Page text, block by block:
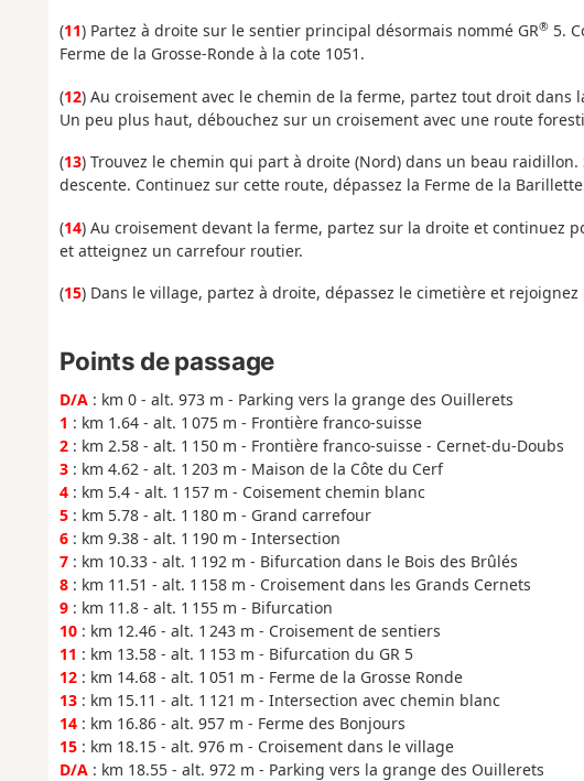
(11) Partez à droite sur le sentier principal désormais nommé GR®5.
Ferme de la Grosse-Ronde à la cote 1051.
(12) Au croisement avec le chemin de la ferme, partez tout droit dans
Un peu plus haut, débouchez sur un croisement avec une route
(13) Trouvez le chemin qui part à droite (Nord) dans un beau
descente. Continuez sur cette route, dépassez la Ferme de la
(14) Au croisement devant la ferme, partez sur la droite et continuez
et atteignez un carrefour routier.
(15) Dans le village, partez à droite, dépassez le cimetière et
Points de passage
D/A: km 0 - alt. 973 m - Parking vers la grange des Ouillerets
1 : km 1.64 - alt. 1 075 m - Frontière franco-suisse
2: km 2.58 - alt. 1 150 m - Frontière franco-suisse - Cernet-du-Doubs
3: km 4.62 - alt. 1 203 m - Maison de la Côte du Cerf
4: km 5.4 - alt. 1 157 m - Coisement chemin blanc
5: km 5.78 - alt. 1 180 m - Grand carrefour
6: km 9.38 - alt. 1 190 m - Intersection
7: km 10.33 - alt. 1 192 m - Bifurcation dans le Bois des Brûlés
8: km 11.51 - alt. 1 158 m - Croisement dans les Grands Cernets
9: km 11.8 - alt. 1 155 m - Bifurcation
10: km 12.46 - alt. 1 243 m - Croisement de sentiers
11 : km 13.58 - alt. 1 153 m - Bifurcation du GR 5
12: km 14.68 - alt. 1 051 m - Ferme de la Grosse Ronde
13: km 15.11 - alt. 1 121 m - Intersection avec chemin blanc
14: km 16.86 - alt. 957 m - Ferme des Bonjours
15: km 18.15 - alt. 976 m - Croisement dans le village
D/A: km 18.55 - alt. 972 m - Parking vers la grange des Ouillerets